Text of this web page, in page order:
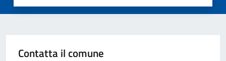
Contatta il comune